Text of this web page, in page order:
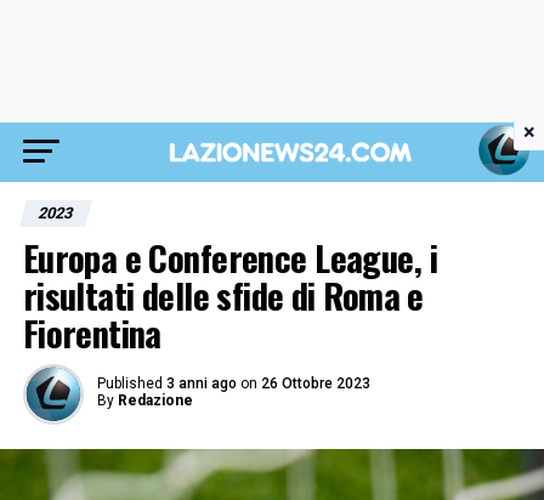
2023
Europa e Conference League, i
risultati delle sfide di Roma e
Fiorentina
Published 3 anni ago on 26 Ottobre 2023
By Redazione
×